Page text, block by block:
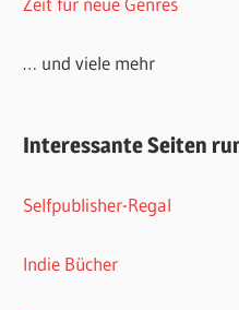
… und viele mehr
Interessante Seiten
Selfpublisher-Regal
Indie Bücher